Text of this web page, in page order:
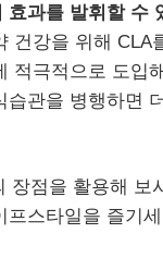
효과를 발휘할 수
건강을 위해 CLA
적극적으로 도입
습관을 병행하면
장점을 활용해 보
프스타일을 즐기